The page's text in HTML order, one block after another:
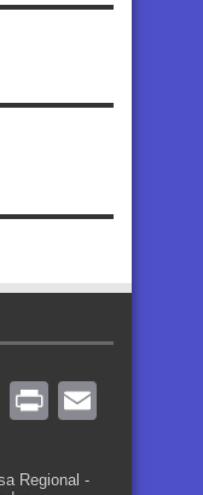
Messenger
Print
Regional -